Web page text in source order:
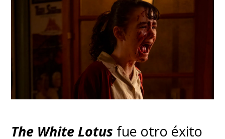
The White Lotus fue otro éxito